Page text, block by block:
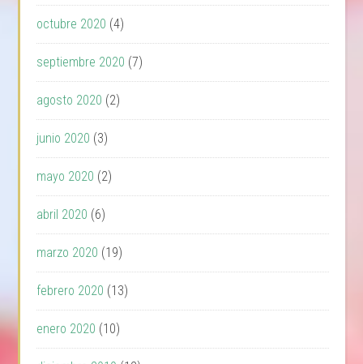
octubre 2020 (4)
septiembre 2020 (7)
agosto 2020 (2)
junio 2020 (3)
mayo 2020 (2)
abril 2020 (6)
marzo 2020 (19)
febrero 2020 (13)
enero 2020 (10)